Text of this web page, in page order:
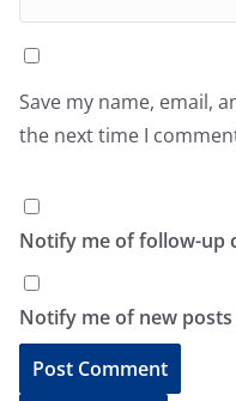
Save my name, email,
the next time I
Notify me of follow-up
Notify me of new